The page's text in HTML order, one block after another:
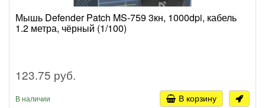
Мышь Defender Patch MS-759 3кн, 1000dpi, кабель
1.2 метра, чёрный (1/100)
123.75 руб.
В наличии В корзину